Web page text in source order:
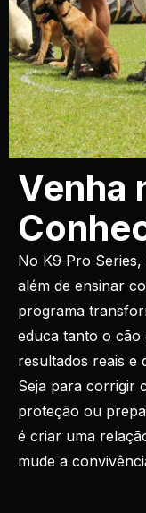
Venha
No K9 Pro
além de ensinar
programa
educa tanto o
resultados reais e
Seja para corrigir
proteção ou
é criar uma
mude a